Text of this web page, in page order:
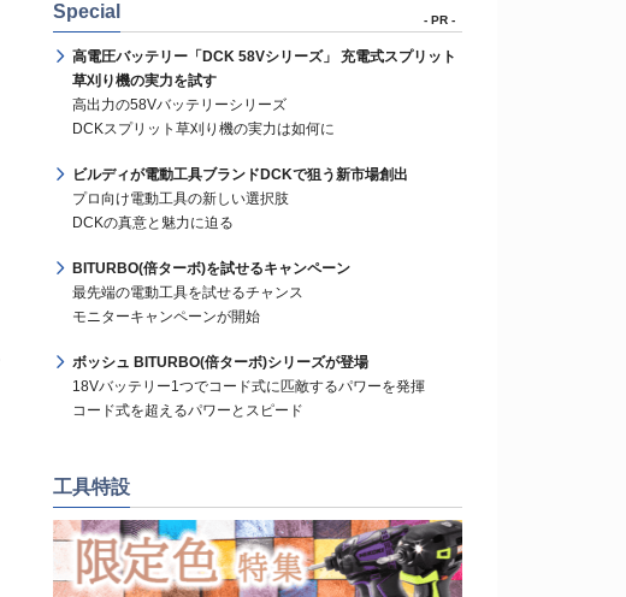
Special - PR -
高電圧バッテリー「DCK 58Vシリーズ」 充電式スプリット
草刈り機の実力を試す
高出力の58Vバッテリーシリーズ
DCKスプリット草刈り機の実力は如何に
ビルディが電動工具ブランドDCKで狙う新市場創出
プロ向け電動工具の新しい選択肢
DCKの真意と魅力に迫る
BITURBO(倍ターボ)を試せるキャンペーン
最先端の電動工具を試せるチャンス
モニターキャンペーンが開始
ボッシュ BITURBO(倍ターボ)シリーズが登場
18Vバッテリー1つでコード式に匹敵するパワーを発揮
コード式を超えるパワーとスピード
工具特設